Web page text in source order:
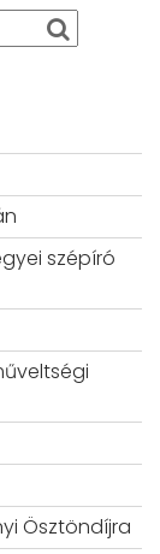
szépíró
Ösztöndíjra